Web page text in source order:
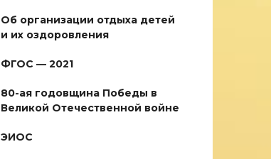
Об организации отдыха детей
и их оздоровления
ФГОС — 2021
80-ая годовщина Победы в
Великой Отечественной войне
ЭИОС